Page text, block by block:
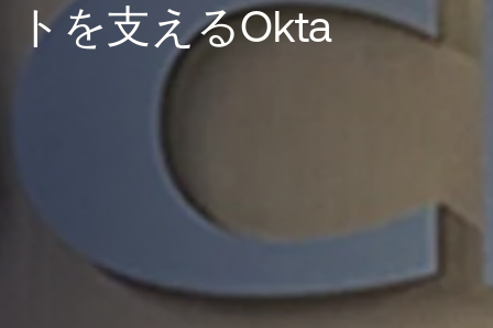
トを支えるOkta